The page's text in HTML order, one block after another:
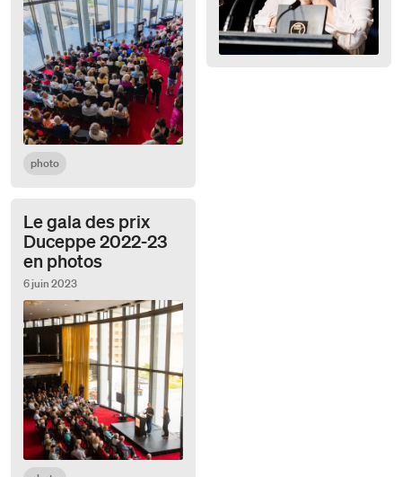
photo
Le gala des prix
Duceppe 2022-23
en photos
6 juin 2023